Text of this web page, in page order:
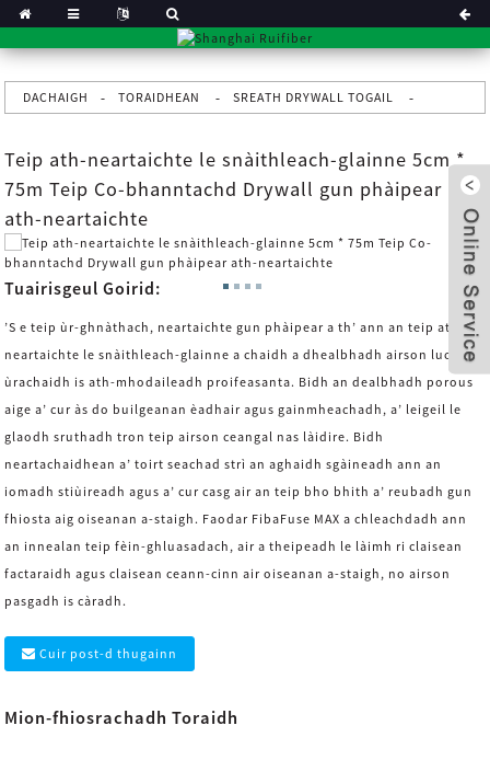
DACHAIGH TORAIDHEAN SREATH DRYWALL TOGAIL
Teip ath-neartaichte le snàithleach-glainne 5cm *
75m Teip Co-bhanntachd Drywall gun phàipear
ath-neartaichte
Tuairisgeul Goirid:
’S e teip ùr-ghnàthach, neartaichte gun phàipear a th’ ann an teip ath-
neartaichte le snàithleach-glainne a chaidh a dhealbhadh airson luchd-
ùrachaidh is ath-mhodaileadh proifeasanta. Bidh an dealbhadh porous
aige a’ cur às do builgeanan èadhair agus gainmheachadh, a’ leigeil le
glaodh sruthadh tron ​​teip airson ceangal nas làidire. Bidh
neartachaidhean a’ toirt seachad strì an aghaidh sgàineadh ann an
iomadh stiùireadh agus a’ cur casg air an teip bho bhith a’ reubadh gun
fhiosta aig oiseanan a-staigh. Faodar FibaFuse MAX a chleachdadh ann
an innealan teip fèin-ghluasadach, air a theipeadh le làimh ri claisean
factaraidh agus claisean ceann-cinn air oiseanan a-staigh, no airson
pasgadh is càradh.
Cuir post-d thugainn
Mion-fhiosrachadh Toraidh